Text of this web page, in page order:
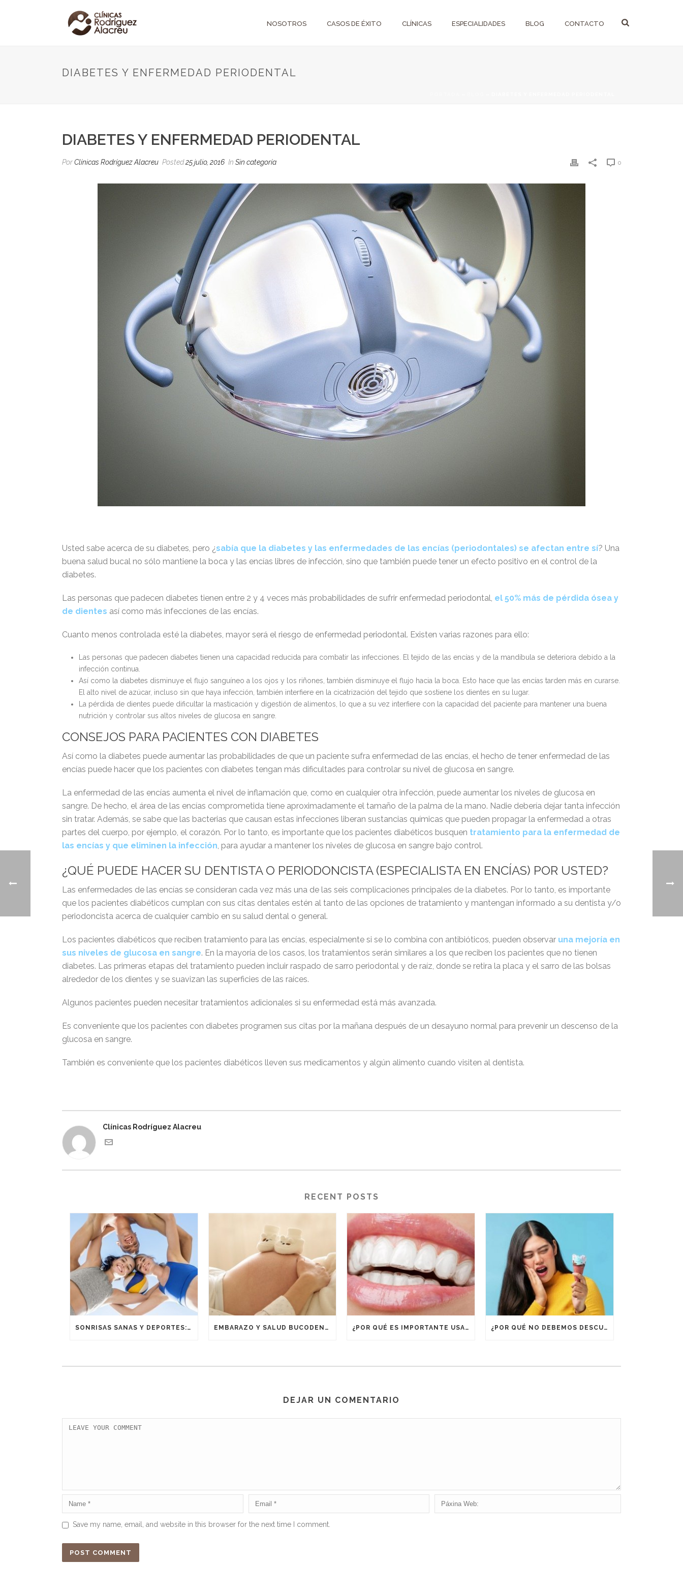
NOSOTROS CASOS DE ÉXITO CLÍNICAS ESPECIALIDADES BLOG CONTACTO
DIABETES Y ENFERMEDAD PERIODENTAL
DIABETES Y ENFERMEDAD PERIODENTAL
PorClínicas Rodríguez Alacreu Posted25 julio, 2016 In Sin categoría 0
Usted sabe acerca de su diabetes, pero ¿sabía que la diabetes y las enfermedades de las encías (periodontales) se afectan entre sí? Una
buena salud bucal no sólo mantiene la boca y las encías libres de infección, sino que también puede tener un efecto positivo en el control de la
diabetes.
Las personas que padecen diabetes tienen entre 2 y 4 veces más probabilidades de sufrir enfermedad periodontal, el 50% más de pérdida ósea y
de dientes así como más infecciones de las encías.
Cuanto menos controlada esté la diabetes, mayor será el riesgo de enfermedad periodontal. Existen varias razones para ello:
Las personas que padecen diabetes tienen una capacidad reducida para combatir las infecciones. El tejido de las encías y de la mandíbula se deteriora debido a la
infección continua.
Así como la diabetes disminuye el flujo sanguíneo a los ojos y los riñones, también disminuye el flujo hacia la boca. Esto hace que las encías tarden más en curarse.
El alto nivel de azúcar, incluso sin que haya infección, también interfiere en la cicatrización del tejido que sostiene los dientes en su lugar.
La pérdida de dientes puede dificultar la masticación y digestión de alimentos, lo que a su vez interfiere con la capacidad del paciente para mantener una buena
nutrición y controlar sus altos niveles de glucosa en sangre.
CONSEJOS PARA PACIENTES CON DIABETES
Así como la diabetes puede aumentar las probabilidades de que un paciente sufra enfermedad de las encías, el hecho de tener enfermedad de las
encías puede hacer que los pacientes con diabetes tengan más dificultades para controlar su nivel de glucosa en sangre.
La enfermedad de las encías aumenta el nivel de inflamación que, como en cualquier otra infección, puede aumentar los niveles de glucosa en
sangre. De hecho, el área de las encías comprometida tiene aproximadamente el tamaño de la palma de la mano. Nadie debería dejar tanta infección
sin tratar. Además, se sabe que las bacterias que causan estas infecciones liberan sustancias químicas que pueden propagar la enfermedad a otras
partes del cuerpo, por ejemplo, el corazón. Por lo tanto, es importante que los pacientes diabéticos busquen tratamiento para la enfermedad de
las encías y que eliminen la infección, para ayudar a mantener los niveles de glucosa en sangre bajo control.
¿QUÉ PUEDE HACER SU DENTISTA O PERIODONCISTA (ESPECIALISTA EN ENCÍAS) POR USTED?
Las enfermedades de las encías se consideran cada vez más una de las seis complicaciones principales de la diabetes. Por lo tanto, es importante
que los pacientes diabéticos cumplan con sus citas dentales estén al tanto de las opciones de tratamiento y mantengan informado a su dentista y/o
periodoncista acerca de cualquier cambio en su salud dental o general.
Los pacientes diabéticos que reciben tratamiento para las encías, especialmente si se lo combina con antibióticos, pueden observar una mejoría en
sus niveles de glucosa en sangre. En la mayoría de los casos, los tratamientos serán similares a los que reciben los pacientes que no tienen
diabetes. Las primeras etapas del tratamiento pueden incluir raspado de sarro periodontal y de raíz, donde se retira la placa y el sarro de las bolsas
alrededor de los dientes y se suavizan las superficies de las raíces.
Algunos pacientes pueden necesitar tratamientos adicionales si su enfermedad está más avanzada.
Es conveniente que los pacientes con diabetes programen sus citas por la mañana después de un desayuno normal para prevenir un descenso de la
glucosa en sangre.
También es conveniente que los pacientes diabéticos lleven sus medicamentos y algún alimento cuando visiten al dentista.
Clínicas Rodríguez Alacreu
RECENT POSTS
SONRISAS SANAS Y DEPORTES: UNA ALIANZA GANADORA EMBARAZO Y SALUD BUCODENTAL ¿POR QUÉ ES IMPORTANTE USAR RETENEDORES DESPUÉS DE UN TRATAMIENTO DE ORTODONCIA? ¿POR QUÉ NO DEBEMOS DESCUIDAR LA BOCA EN VACACIONES?
DEJAR UN COMENTARIO
Save my name, email, and website in this browser for the next time I comment.